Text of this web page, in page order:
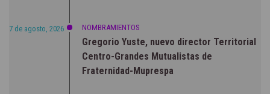
7 de agosto, 2026 NOMBRAMIENTOS
Gregorio Yuste, nuevo director Territorial
Centro-Grandes Mutualistas de
Fraternidad-Muprespa